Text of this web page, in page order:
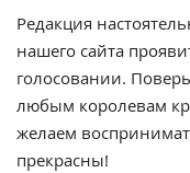
Редакция
нашего сайта
голосовании.
любым королевам
желаем
прекрасны!